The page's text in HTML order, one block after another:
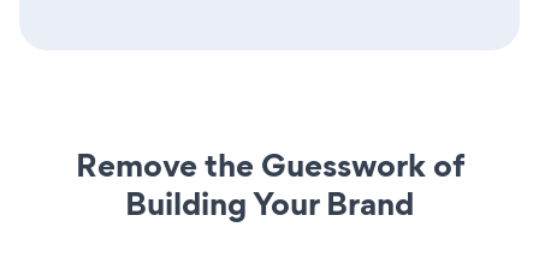
Remove the Guesswork of
Building Your Brand